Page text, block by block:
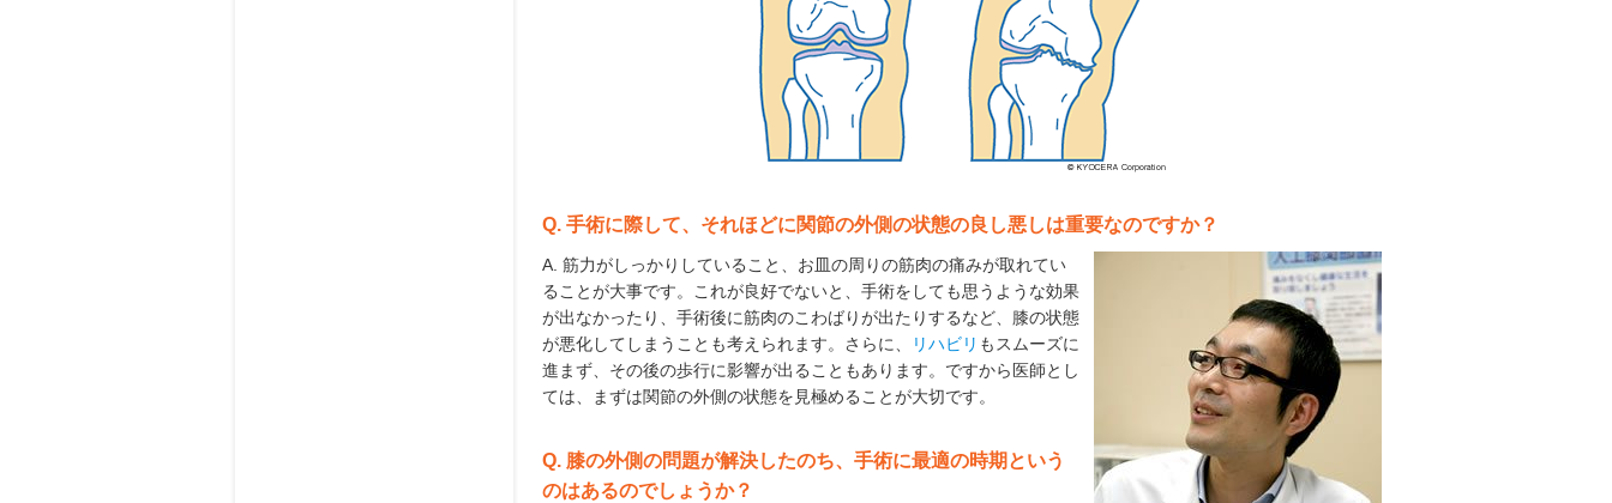
Q. 手術に際して、それほどに関節の外側の状態の良し悪しは重要なのですか？
A. 筋力がしっかりしていること、お皿の周りの筋肉の痛みが取れてい
ることが大事です。これが良好でないと、手術をしても思うような効果
が出なかったり、手術後に筋肉のこわばりが出たりするなど、膝の状態
が悪化してしまうことも考えられます。さらに、
リハビリ もスムーズに
進まず、その後の歩行に影響が出ることもあります。ですから医師とし
ては、まずは関節の外側の状態を見極めることが大切です。
Q. 膝の外側の問題が解決したのち、手術に最適の時期という
のはあるのでしょうか？